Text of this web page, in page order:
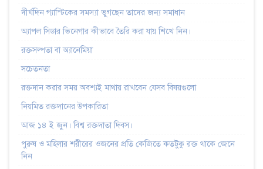
দীর্ঘদিন গ্যাস্টিকের সমস্যা ভুগছেন তাদের জন্য সমাধান
অ্যাপল সিডার ভিনেগার কীভাবে তৈরি করা যায় শিখে নিন।
রক্তসল্পতা বা অ্যানেমিয়া
সচেতনতা
রক্তদান করার সময় অবশ্যই মাথায় রাখবেন যেসব বিষয়গুলো
‌নিয়‌মিত রক্তদা‌নের উপকা‌রিতা
আজ ১৪ ই জুন। বিশ্ব রক্তদাতা দিবস।
পুরুষ ও মহিলার শরীরের ওজনের প্রতি কেজিতে কতটুকু রক্ত থাকে জেনে
নিন